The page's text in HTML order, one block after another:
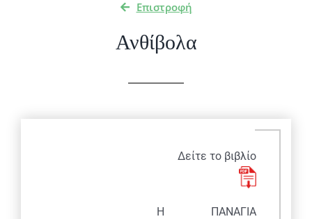
Επιστροφή
Ανθίβολα
Δείτε το βιβλίο
Η ΠΑΝΑΓΙΑ